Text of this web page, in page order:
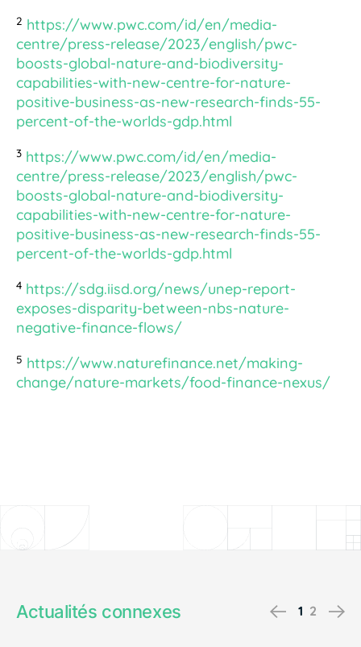
2 https://www.pwc.com/id/en/media-
centre/press-release/2023/english/pwc-
boosts-global-nature-and-biodiversity-
capabilities-with-new-centre-for-nature-
positive-business-as-new-research-finds-55-
percent-of-the-worlds-gdp.html
3 https://www.pwc.com/id/en/media-
centre/press-release/2023/english/pwc-
boosts-global-nature-and-biodiversity-
capabilities-with-new-centre-for-nature-
positive-business-as-new-research-finds-55-
percent-of-the-worlds-gdp.html
4 https://sdg.iisd.org/news/unep-report-
exposes-disparity-between-nbs-nature-
negative-finance-flows/
5 https://www.naturefinance.net/making-
change/nature-markets/food-finance-nexus/
Actualités connexes Previous
1 2